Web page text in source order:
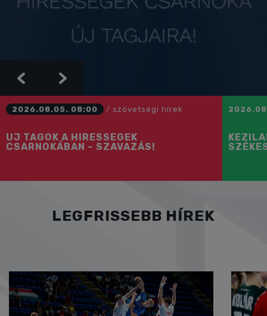
PreviousNext
2026.08.05. 08:00 / szövetségi hírek
ÚJ TAGOK A HÍRESSÉGEK
CSARNOKÁBAN – SZAVAZÁS!
LEGFRISSEBB HÍREK